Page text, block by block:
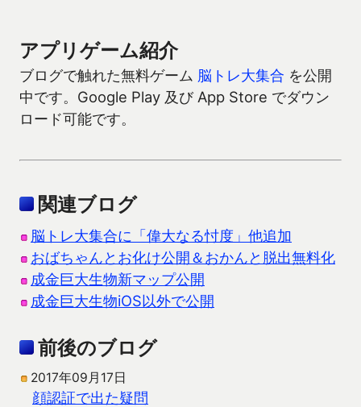
アプリゲーム紹介
ブログで触れた無料ゲーム 脳トレ大集合 を公開
中です。Google Play 及び App Store でダウン
ロード可能です。
関連ブログ
脳トレ大集合に「偉大なる忖度」他追加
おばちゃんとお化け公開＆おかんと脱出無料化
成金巨大生物新マップ公開
成金巨大生物iOS以外で公開
前後のブログ
2017年09月17日
顔認証で出た疑問